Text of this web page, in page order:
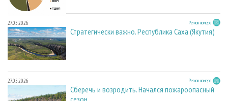
27.05.2026 Регион номера
Стратегически важно. Республика Саха (Якутия)
27.05.2026 Регион номера
Сберечь и возродить. Начался пожароопасный